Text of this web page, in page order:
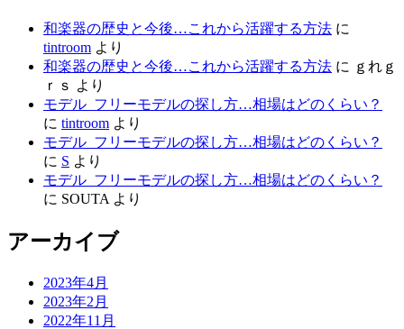
和楽器の歴史と今後…これから活躍する方法 に
tintroom より
和楽器の歴史と今後…これから活躍する方法 に ｇれｇ
ｒｓ より
モデル_フリーモデルの探し方…相場はどのくらい？
に tintroom より
モデル_フリーモデルの探し方…相場はどのくらい？
に S より
モデル_フリーモデルの探し方…相場はどのくらい？
に SOUTA より
アーカイブ
2023年4月
2023年2月
2022年11月